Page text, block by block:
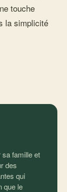
touche
la simplicité
sa famille et
des
qui
que le